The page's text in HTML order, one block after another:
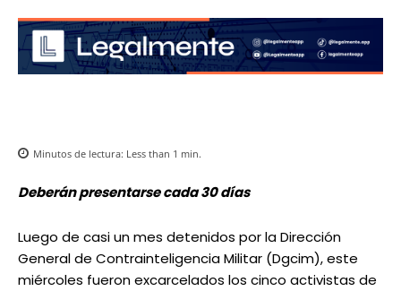
Minutos de lectura: Less than 1 min.
Deberán presentarse cada 30 días
Luego de casi un mes detenidos por la Dirección
General de Contrainteligencia Militar (Dgcim), este
miércoles fueron excarcelados los cinco activistas de